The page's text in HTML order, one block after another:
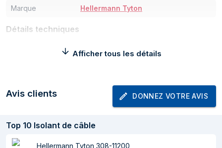
Marque Hellermann Tyton
Détails techniques
Gaine thermorétrécissable
RoHS, CSA, SAE, CRUUS
Poids et dimensions
Longueur 10 m
Afficher tous les détails
Avis clients DONNEZ VOTRE AVIS
Top 10 Isolant de câble
Hellermann Tyton 308-11200